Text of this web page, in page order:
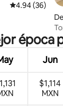
Calificación
4.94 (36)
época
Jun
$1,114
MXN